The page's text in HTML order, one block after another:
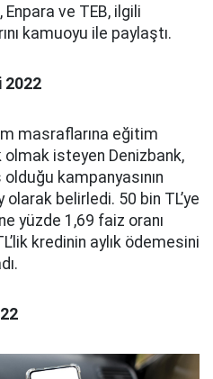
ve TEB, ilgili
kamuoyu ile paylaştı.
2022
masraflarına eğitim
isteyen Denizbank,
kampanyasının
olarak belirledi. 50 bin TL’ye
yüzde 1,69 faiz oranı
kredinin aylık ödemesini